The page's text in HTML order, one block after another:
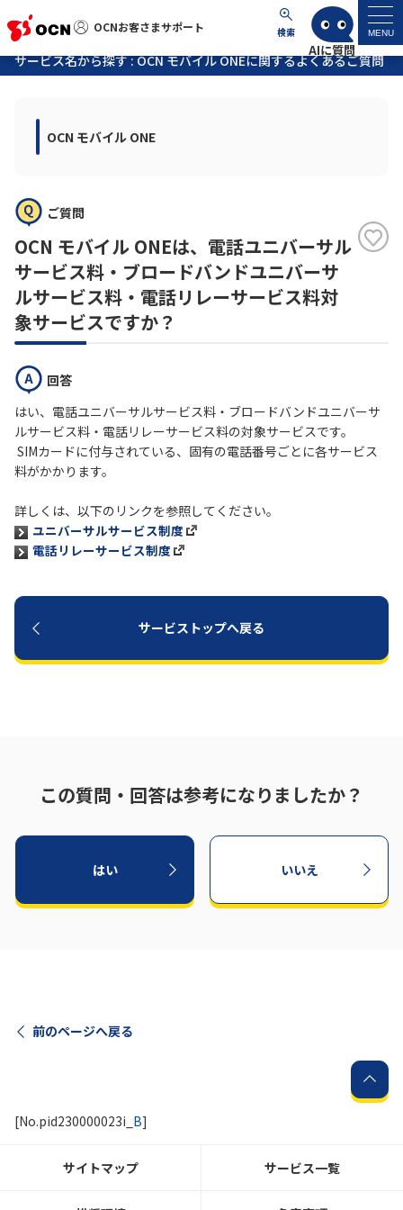
OCNお客さまサポート 検索 MENU
OCNお客さまサポート
マイページ
サポートトップ
よくあるご質問
工事・故障情報
各種ダウンロード
履歴・お気に入り
NTTドコモビジネスのお客さ
まはこちら
サービス名から探す : OCN モバイル ONEに関するよくあるご質問
OCN モバイル ONE
ご質問
OCN モバイル ONEは、電話ユニバーサル
サービス料・ブロードバンドユニバーサ
ルサービス料・電話リレーサービス料対
象サービスですか？
回答
はい、電話ユニバーサルサービス料・ブロードバンドユニバーサ
ルサービス料・電話リレーサービス料の対象サービスです。
SIMカードに付与されている、固有の電話番号ごとに各サービス
料がかかります。
詳しくは、以下のリンクを参照してください。
ユニバーサルサービス制度
電話リレーサービス制度
サービストップへ戻る
この質問・回答は参考になりましたか？
はい いいえ
前のページへ戻る
[No.pid230000023i_ B]
サイトマップ サービス一覧